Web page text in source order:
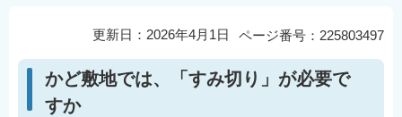
ら
ページ番号：225803497
更新日：2026年4月1日
かど敷地では、「すみ切り」が必要で
すか